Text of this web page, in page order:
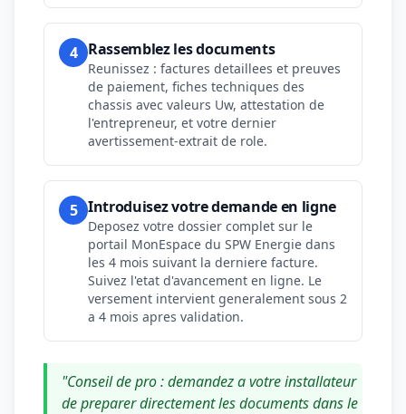
4 Rassemblez les documents
Reunissez : factures detaillees et preuves
de paiement, fiches techniques des
chassis avec valeurs Uw, attestation de
l'entrepreneur, et votre dernier
avertissement-extrait de role.
5 Introduisez votre demande en ligne
Deposez votre dossier complet sur le
portail MonEspace du SPW Energie dans
les 4 mois suivant la derniere facture.
Suivez l'etat d'avancement en ligne. Le
versement intervient generalement sous 2
a 4 mois apres validation.
"Conseil de pro : demandez a votre installateur
de preparer directement les documents dans le